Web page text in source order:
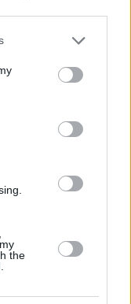
que algún
derecho de
se aplicarán
este sitio web o
the